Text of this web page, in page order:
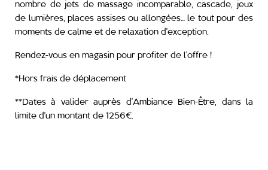
nombre de jets de massage incomparable, cascade, jeux
de lumières, places assises ou allongées… le tout pour des
moments de calme et de relaxation d’exception.
Rendez-vous en magasin pour profiter de l’offre !
*Hors frais de déplacement
**Dates à valider auprès d’Ambiance Bien-Être, dans la
limite d’un montant de 1256€.